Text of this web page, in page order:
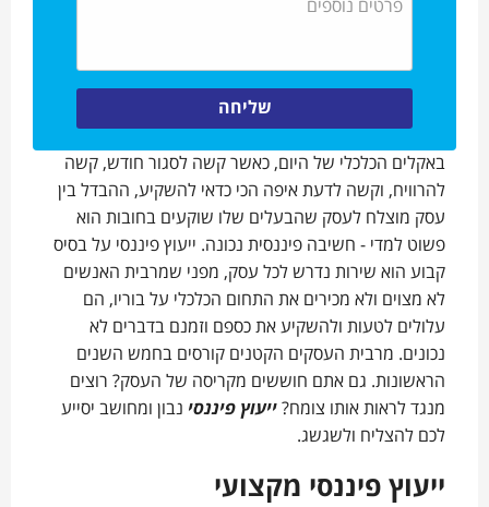
באקלים הכלכלי של היום, כאשר קשה לסגור חודש, קשה
להרוויח, וקשה לדעת איפה הכי כדאי להשקיע, ההבדל בין
עסק מוצלח לעסק שהבעלים שלו שוקעים בחובות הוא
פשוט למדי - חשיבה פיננסית נכונה. ייעוץ פיננסי על בסיס
קבוע הוא שירות נדרש לכל עסק, מפני שמרבית האנשים
לא מצוים ולא מכירים את התחום הכלכלי על בוריו, הם
עלולים לטעות ולהשקיע את כספם וזמנם בדברים לא
נכונים. מרבית העסקים הקטנים קורסים בחמש השנים
הראשונות. גם אתם חוששים מקריסה של העסק? רוצים
מנגד לראות אותו צומח? ייעוץ פיננסי נבון ומחושב יסייע
לכם להצליח ולשגשג.
ייעוץ פיננסי מקצועי